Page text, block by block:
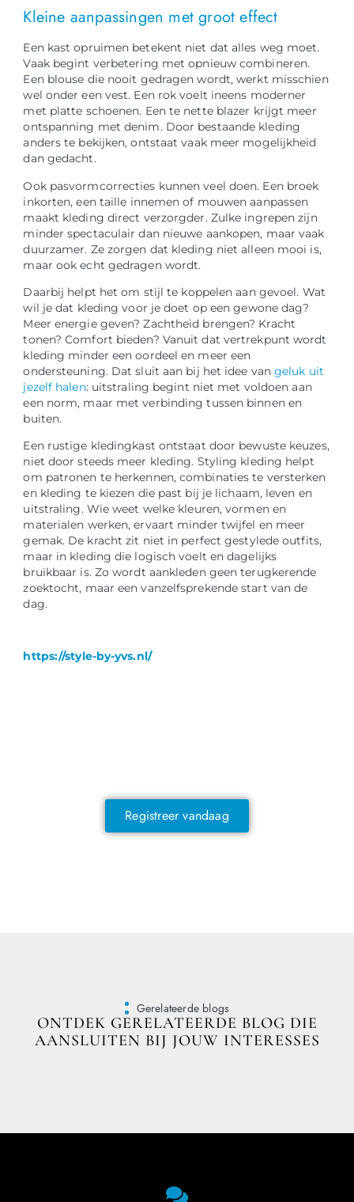
Kleine aanpassingen met groot effect
Een kast opruimen betekent niet dat alles weg moet.
Vaak begint verbetering met opnieuw combineren.
Een blouse die nooit gedragen wordt, werkt misschien
wel onder een vest. Een rok voelt ineens moderner
met platte schoenen. Een te nette blazer krijgt meer
ontspanning met denim. Door bestaande kleding
anders te bekijken, ontstaat vaak meer mogelijkheid
dan gedacht.
Ook pasvormcorrecties kunnen veel doen. Een broek
inkorten, een taille innemen of mouwen aanpassen
maakt kleding direct verzorgder. Zulke ingrepen zijn
minder spectaculair dan nieuwe aankopen, maar vaak
duurzamer. Ze zorgen dat kleding niet alleen mooi is,
maar ook echt gedragen wordt.
Daarbij helpt het om stijl te koppelen aan gevoel. Wat
wil je dat kleding voor je doet op een gewone dag?
Meer energie geven? Zachtheid brengen? Kracht
tonen? Comfort bieden? Vanuit dat vertrekpunt wordt
kleding minder een oordeel en meer een
ondersteuning. Dat sluit aan bij het idee vangeluk uit
jezelf halen: uitstraling begint niet met voldoen aan
een norm, maar met verbinding tussen binnen en
buiten.
Een rustige kledingkast ontstaat door bewuste keuzes,
niet door steeds meer kleding. Styling kleding helpt
om patronen te herkennen, combinaties te versterken
en kleding te kiezen die past bij je lichaam, leven en
uitstraling. Wie weet welke kleuren, vormen en
materialen werken, ervaart minder twijfel en meer
gemak. De kracht zit niet in perfect gestylede outfits,
maar in kleding die logisch voelt en dagelijks
bruikbaar is. Zo wordt aankleden geen terugkerende
zoektocht, maar een vanzelfsprekende start van de
dag.
https://style-by-yvs.nl/
Registreer vandaag
Gerelateerde blogs
ONTDEK GERELATEERDE BLOG DIE
AANSLUITEN BIJ JOUW INTERESSES